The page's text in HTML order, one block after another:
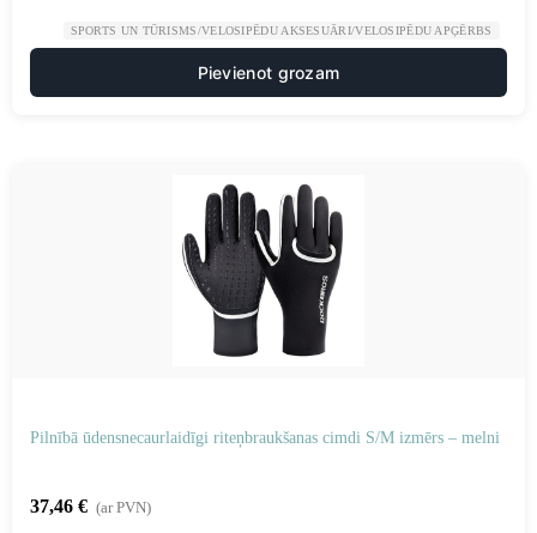
SPORTS UN TŪRISMS/VELOSIPĒDU AKSESUĀRI/VELOSIPĒDU APĢĒRBS
Pievienot grozam
Pilnībā ūdensnecaurlaidīgi riteņbraukšanas cimdi S/M izmērs – melni
37,46 € (ar PVN)